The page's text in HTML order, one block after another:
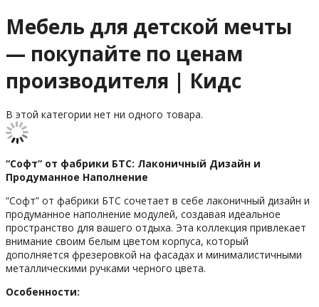
Мебель для детской мечты
— покупайте по ценам
производителя | Кидс
В этой категории нет ни одного товара.
“Софт” от фабрики БТС: Лаконичный Дизайн и
Продуманное Наполнение
“Софт” от фабрики БТС сочетает в себе лаконичный дизайн и
продуманное наполнение модулей, создавая идеальное
пространство для вашего отдыха. Эта коллекция привлекает
внимание своим белым цветом корпуса, который
дополняется фрезеровкой на фасадах и минималистичными
металлическими ручками черного цвета.
Особенности: